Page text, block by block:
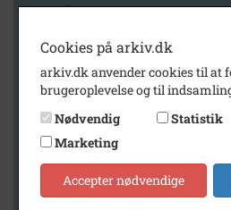
Geografi
Generelt
Vis kun med billeder
Vis kun med filmklip
Vis kun med lydklip
Vis kun med kilder
Cookies på arkiv.dk
arkiv.dk anvender cookies til at
brugeroplevelse og til
Nødvendig
Statistik
Marketing
Accepter nødvendige